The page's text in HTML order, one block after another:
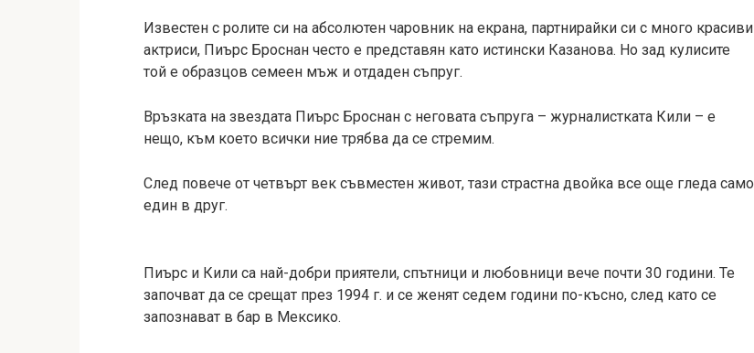
Известен с ролите си на абсолютен чаровник на екрана, партнирайки си с много красиви
актриси, Пиърс Броснан често е представян като истински Казанова. Но зад кулисите
той е образцов семеен мъж и отдаден съпруг.
Връзката на звездата Пиърс Броснан с неговата съпруга – журналистката Кили – е
нещо, към което всички ние трябва да се стремим.
След повече от четвърт век съвместен живот, тази страстна двойка все още гледа само
един в друг.
Пиърс и Кили са най-добри приятели, спътници и любовници вече почти 30 години. Те
започват да се срещат през 1994 г. и се женят седем години по-късно, след като се
запознават в бар в Мексико.